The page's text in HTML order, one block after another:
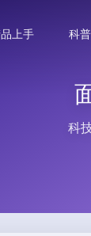
上手 科
科